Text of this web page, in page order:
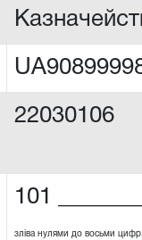
22030106
101
зліва нулями до восьми